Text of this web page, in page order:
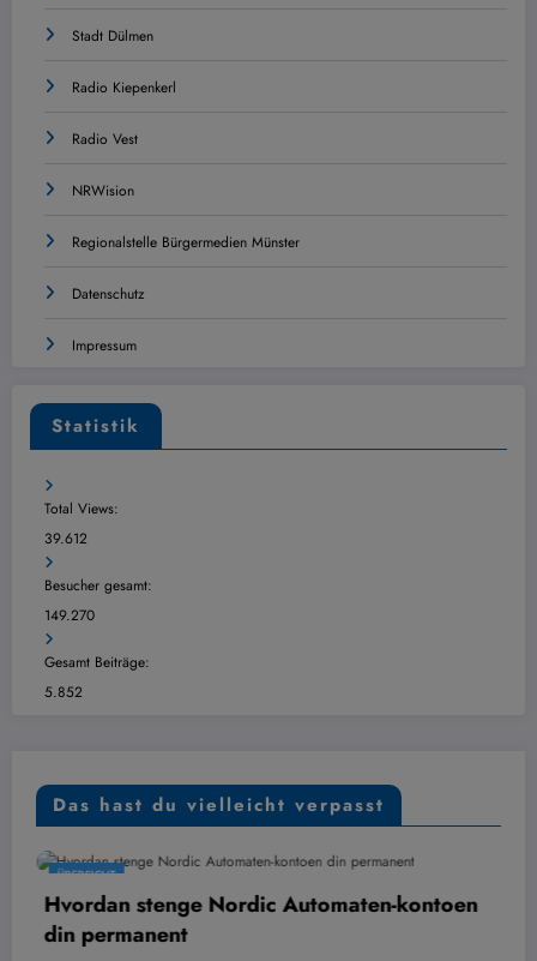
Stadt Dülmen
Radio Kiepenkerl
Radio Vest
NRWision
Regionalstelle Bürgermedien Münster
Datenschutz
Impressum
Statistik
Total Views:
39.612
Besucher gesamt:
149.270
Gesamt Beiträge:
5.852
Das hast du vielleicht verpasst
ÜBERSICHT
Hvordan stenge Nordic Automaten-kontoen
din permanent